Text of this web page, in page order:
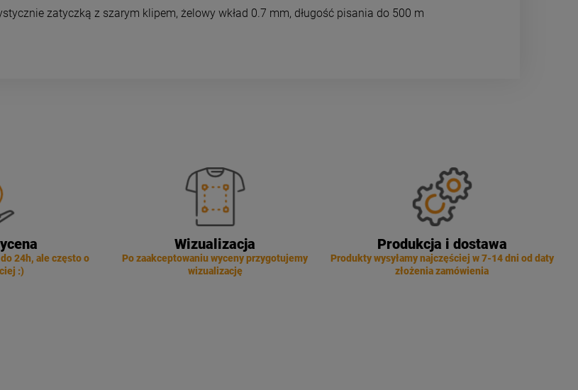
zatyczką z szarym klipem, żelowy wkład 0.7 mm, długość pisania do 500 m
24h, ale często o
:)
Wizualizacja
Po zaakceptowaniu wyceny przygotujemy
wizualizację
Produkcja i dostawa
Produkty wysyłamy najczęściej w 7-14 dni od daty
złożenia zamówienia